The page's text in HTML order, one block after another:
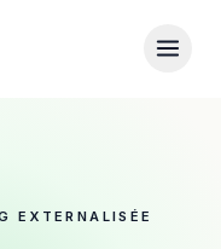
EXTERNALISÉE